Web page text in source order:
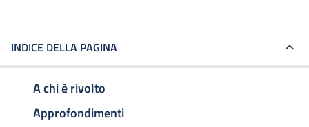
INDICE DELLA PAGINA
A chi è rivolto
Approfondimenti